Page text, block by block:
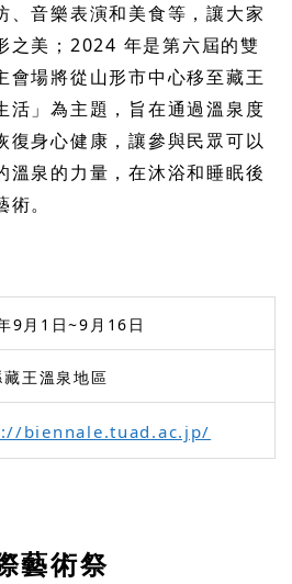
、音樂表演和美食等，讓大家
之美；2024 年是第六屆的雙
會場將從山形市中心移至藏王
活」為主題，旨在通過溫泉度
復身心健康，讓參與民眾可以
溫泉的力量，在沐浴和睡眠後
。
9月1日~9月16日
藏王溫泉地區
biennale.tuad.ac.jp/
藝術祭